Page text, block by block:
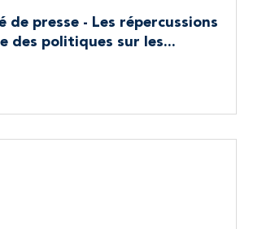
de presse - Les répercussions
des politiques sur les...